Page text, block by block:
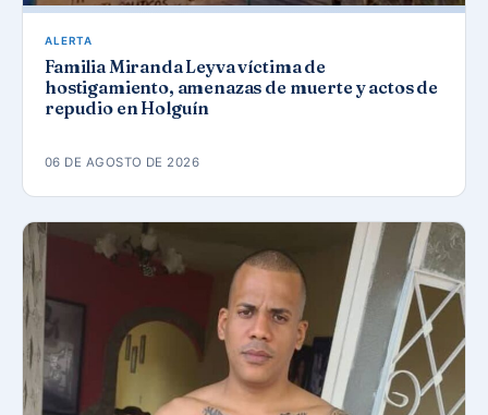
ALERTA
Familia Miranda Leyva víctima de
hostigamiento, amenazas de muerte y actos de
repudio en Holguín
06 DE AGOSTO DE 2026